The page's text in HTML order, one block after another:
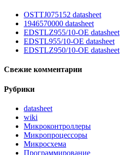
OSTTJ075152 datasheet
1946570000 datasheet
EDSTLZ955/10-OE datasheet
EDSTL955/10-OE datasheet
EDSTLZ950/10-OE datasheet
Свежие комментарии
Рубрики
datasheet
wiki
Микроконтроллеры
Микропроцессоры
Микросхема
Программирование